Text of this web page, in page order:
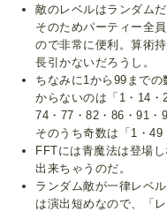
敵のレベルはランダム
そのためパーティー全
ので非常に便利。算術
長引かないだろうし。
ちなみに1から99まで
からないのは「1・14・
74・77・82・86・91・
そのうち奇数は「1・49
FFTには青魔法は登場
出来ちゃうのだ。
ランダム敵が一律レベ
は演出短めなので、「